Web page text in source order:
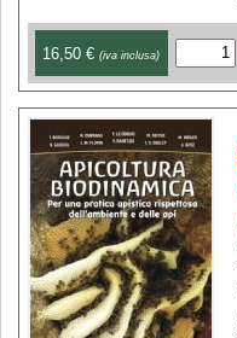
16,50 € (iva inclusa)